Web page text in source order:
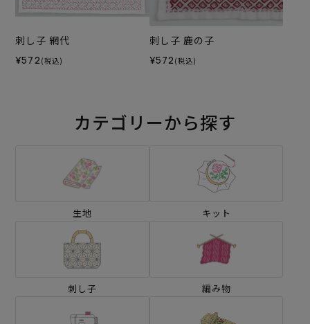
刺し子 網代
¥572 (税込)
刺し子 鹿の子
¥572 (税込)
カテゴリーから探す
生地 キット
刺し子 編み物